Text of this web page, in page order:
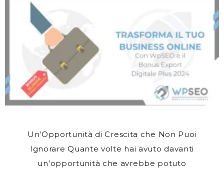
Un'Opportunità di Crescita che Non Puoi
Ignorare Quante volte hai avuto davanti
un'opportunità che avrebbe potuto